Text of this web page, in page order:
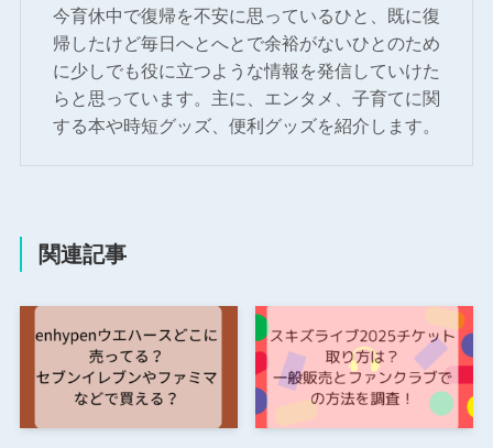
今育休中で復帰を不安に思っているひと、既に復
帰したけど毎日へとへとで余裕がないひとのため
に少しでも役に立つような情報を発信していけた
らと思っています。主に、エンタメ、子育てに関
する本や時短グッズ、便利グッズを紹介します。
関連記事